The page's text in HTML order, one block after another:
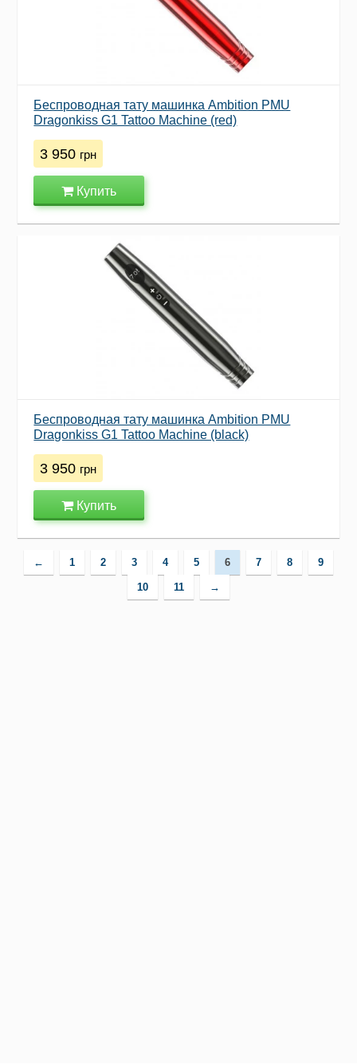
Беспроводная тату машинка Ambition PMU
Dragonkiss G1 Tattoo Machine (red)
3 950 грн
Купить
Беспроводная тату машинка Ambition PMU
Dragonkiss G1 Tattoo Machine (black)
3 950 грн
Купить
← 1 2 3 4 5 6 7 8 9
10 11 →